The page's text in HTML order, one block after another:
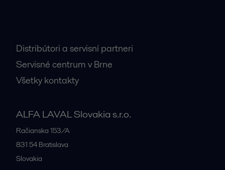
Distribútori a servisní partneri
Servisné centrum v Brne
Všetky kontakty
ALFA LAVAL Slovakia s.r.o.
Račianska 153/A
831 54 Bratislava
Slovakia